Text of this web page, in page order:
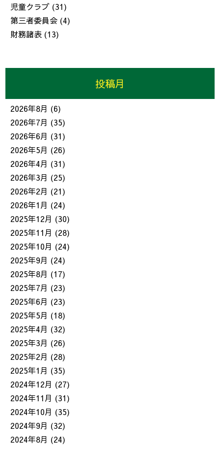
児童クラブ (31)
第三者委員会 (4)
財務諸表 (13)
投稿月
2026年8月 (6)
2026年7月 (35)
2026年6月 (31)
2026年5月 (26)
2026年4月 (31)
2026年3月 (25)
2026年2月 (21)
2026年1月 (24)
2025年12月 (30)
2025年11月 (28)
2025年10月 (24)
2025年9月 (24)
2025年8月 (17)
2025年7月 (23)
2025年6月 (23)
2025年5月 (18)
2025年4月 (32)
2025年3月 (26)
2025年2月 (28)
2025年1月 (35)
2024年12月 (27)
2024年11月 (31)
2024年10月 (35)
2024年9月 (32)
2024年8月 (24)